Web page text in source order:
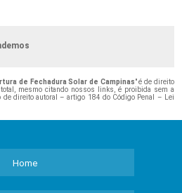
de Fechadura Solar de Campinas" é de direito
mesmo citando nossos links, é proibida sem a
de direito autoral – artigo 184 do Código Penal –
Lei
Home